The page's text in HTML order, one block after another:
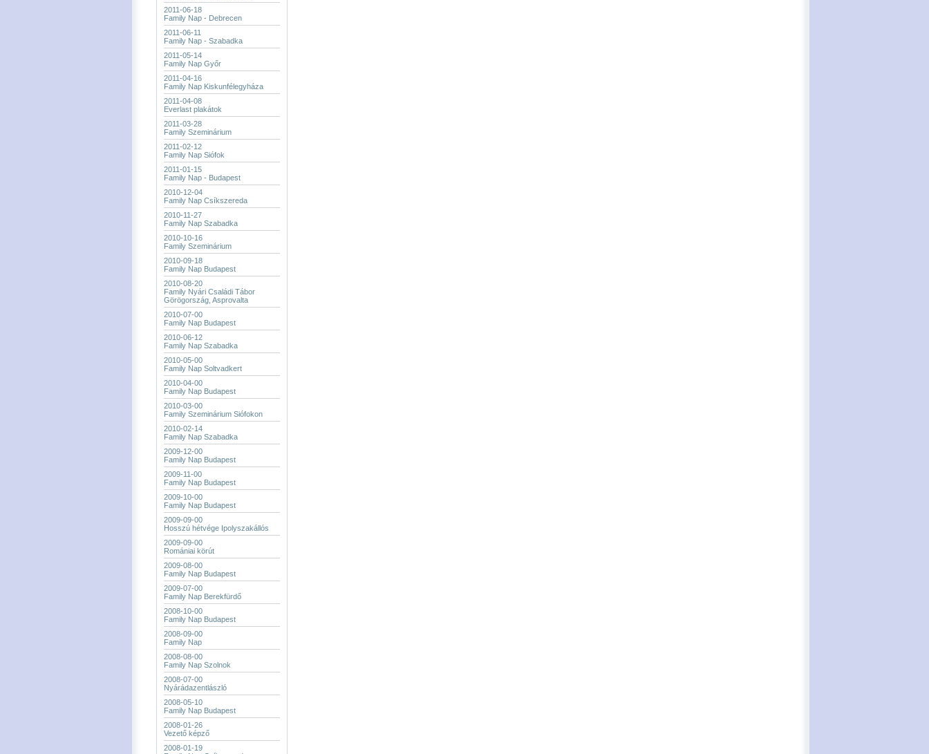
2011-06-18
Family Nap - Debrecen
2011-06-11
Family Nap - Szabadka
2011-05-14
Family Nap Győr
2011-04-16
Family Nap Kiskunfélegyháza
2011-04-08
Everlast plakátok
2011-03-28
Family Szeminárium
2011-02-12
Family Nap Siófok
2011-01-15
Family Nap - Budapest
2010-12-04
Family Nap Csíkszereda
2010-11-27
Family Nap Szabadka
2010-10-16
Family Szeminárium
2010-09-18
Family Nap Budapest
2010-08-20
Family Nyári Családi Tábor
Görögország, Asprovalta
2010-07-00
Family Nap Budapest
2010-06-12
Family Nap Szabadka
2010-05-00
Family Nap Soltvadkert
2010-04-00
Family Nap Budapest
2010-03-00
Family Szeminárium Siófokon
2010-02-14
Family Nap Szabadka
2009-12-00
Family Nap Budapest
2009-11-00
Family Nap Budapest
2009-10-00
Family Nap Budapest
2009-09-00
Hosszú hétvége Ipolyszakállós
2009-09-00
Romániai körút
2009-08-00
Family Nap Budapest
2009-07-00
Family Nap Berekfürdő
2008-10-00
Family Nap Budapest
2008-09-00
Family Nap
2008-08-00
Family Nap Szolnok
2008-07-00
Nyárádazentlászló
2008-05-10
Family Nap Budapest
2008-01-26
Vezető képző
2008-01-19